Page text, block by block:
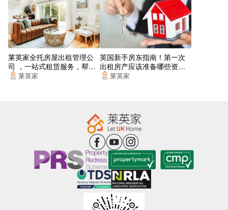
Birmingham Snow Hill Station Car Park
The Square Peg Stop Bs6
Railway Bridge (Stop Gc4)
SUBWAY
Colmore Circus (Stop Sh7)
St Chad's Metro Station
Dale House Stop Bs18
莱英家全托房屋出租管理公
司 ，一站式租赁服务，帮你
找到梦想的居所
莱英家
英国新手房东指南！第一次
出租房产应该准备哪些资
料？莱英家